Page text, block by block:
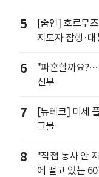
5
[줌인] 호르무
지도자 잠행·대
6
"파혼할까요?…
신부
7
[뉴테크] 미세
그물
8
"직접 농사 안
에 떨고 있는